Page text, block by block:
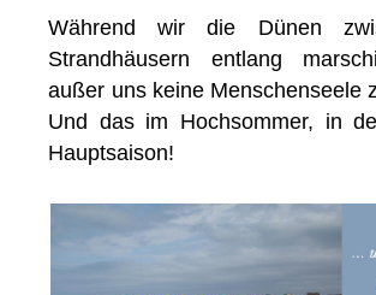
Während wir die Dünen
Strandhäusern entlang
außer uns keine Menschenseele
Und das im Hochsommer, in
Hauptsaison!